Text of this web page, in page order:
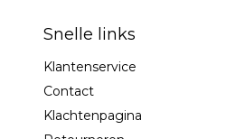
Snelle links
Klantenservice
Contact
Klachtenpagina